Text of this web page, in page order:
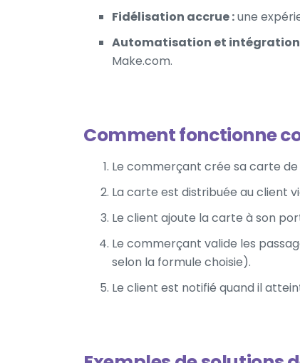
Fidélisation accrue :une
Automatisation et
Make.com.
Comment fonctionne
Le commerçant crée sa carte
La carte est distribuée au client
Le client ajoute la carte à son
Le commerçant valide les
selon la formule choisie).
Le client est notifié quand il